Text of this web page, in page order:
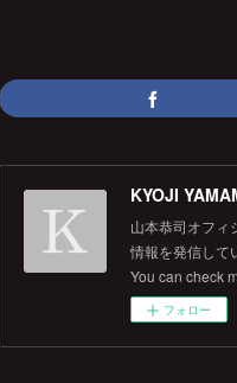
KYOJI
山本恭司オフィ
情報を発信して
You can check
フォロー